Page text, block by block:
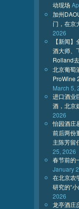
动现场
加州
门，在京
2026
【新闻
酒大师、
Rolland
北京葡萄
ProWine
March 5,
进口酒业
酒，北京
2026
怡园酒庄
前后两份
主陈芳留
25, 2026
春节前的
January
在北京农
研究的“
2026
龙亭酒庄